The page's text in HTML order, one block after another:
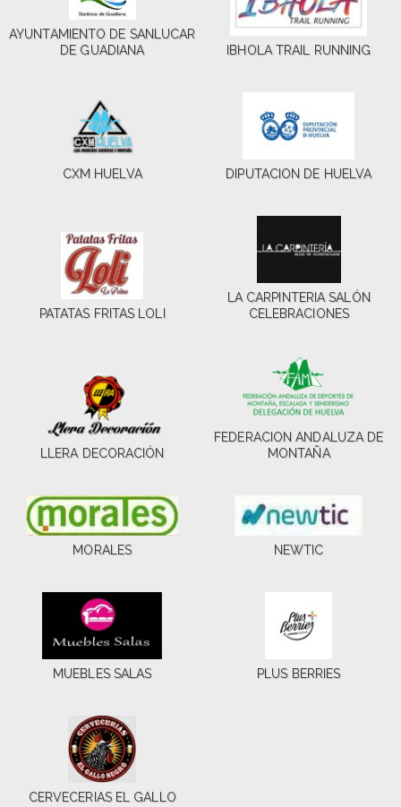
AYUNTAMIENTO DE SANLUCAR
DE GUADIANA
IBHOLA TRAIL RUNNING
CXM HUELVA DIPUTACION DE HUELVA
PATATAS FRITAS LOLI
LA CARPINTERIA SALÓN
CELEBRACIONES
LLERA DECORACIÓN
FEDERACION ANDALUZA DE
MONTAÑA
MORALES NEWTIC
MUEBLES SALAS PLUS BERRIES
CERVECERIAS EL GALLO